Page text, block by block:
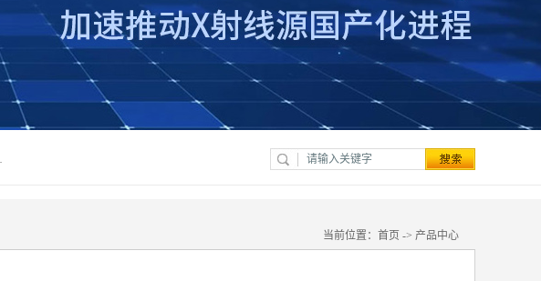
的精神为您提供安全、经济的技术服务。
当前位置： 首页 -> 产品中心